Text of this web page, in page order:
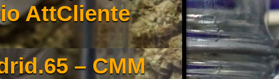
AttCliente
– CMM